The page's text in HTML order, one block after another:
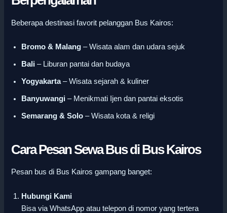
Beberapa destinasi favorit pelanggan Bus Kairos:
Bromo & Malang – Wisata alam dan udara sejuk
Bali – Liburan pantai dan budaya
Yogyakarta– Wisata sejarah & kuliner
Banyuwangi – Menikmati Ijen dan pantai eksotis
Semarang & Solo – Wisata kota & religi
Cara Pesan Sewa Bus di Bus Kairos
Pesan bus di Bus Kairos gampang banget:
Hubungi Kami
Bisa via WhatsApp atau telepon di nomor yang tertera